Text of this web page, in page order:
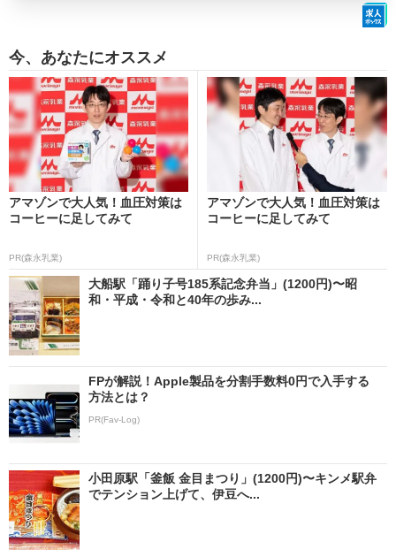
今、あなたにオススメ
アマゾンで大人気！血圧対策は
コーヒーに足してみて
PR(森永乳業)
アマゾンで大人気！血圧対策は
コーヒーに足してみて
PR(森永乳業)
大船駅「踊り子号185系記念弁当」(1200円)〜昭
和・平成・令和と40年の歩み...
FPが解説！Apple製品を分割手数料0円で入手する
方法とは？
PR(Fav-Log)
小田原駅「釜飯 金目まつり」(1200円)〜キンメ駅弁
でテンション上げて、伊豆へ...